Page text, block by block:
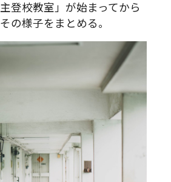
登校教室」が始まってから
の様子をまとめる。